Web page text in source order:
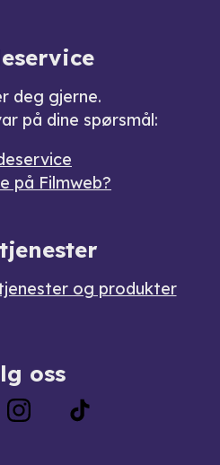
deg gjerne.
på dine spørsmål:
på Filmweb?
og produkter
oss